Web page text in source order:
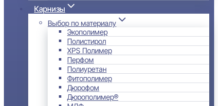
Карнизы
Выбор по материалу
Экополимер
Полистирол
XPS Полимер
Перфом
Полиуретан
Фитополимер
Дюрофом
Дюрополимер®